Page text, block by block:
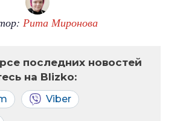
Рита Миронова
последних новостей
на Blizko:
Viber